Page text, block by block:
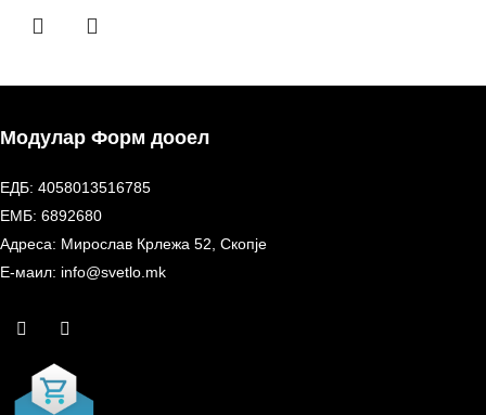
Модулар Форм дооел
ЕДБ: 4058013516785
ЕМБ: 6892680
Адреса: Мирослав Крлежа 52, Скопје
Е-маил: info@svetlo.mk